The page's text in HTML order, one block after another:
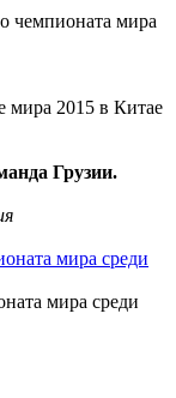
Грузии.
мира среди